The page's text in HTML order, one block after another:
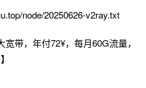
node/20250626-v2ray.txt
带，年付72¥，每月60G流量，
】